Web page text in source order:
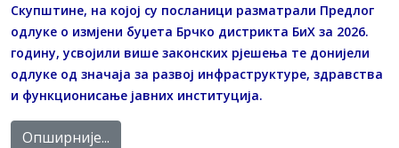
Скупштине, на којој су посланици разматрали Предлог
одлуке о измјени буџета Брчко дистрикта БиХ за 2026.
годину, усвојили више законских рјешења те донијели
одлуке од значаја за развој инфраструктуре, здравства
и функционисање јавних институција.
Опширније...